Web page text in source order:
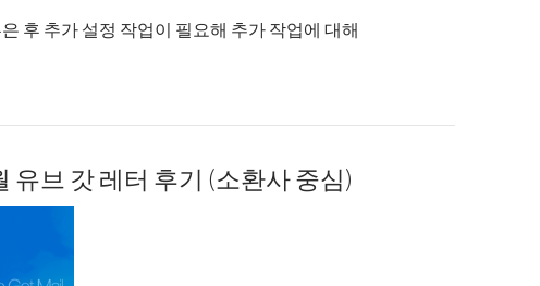
후 추가 설정 작업이 필요해 추가 작업에 대해
업 (인터페이스 CVars)
유브 갓 레터 후기 (소환사 중심)